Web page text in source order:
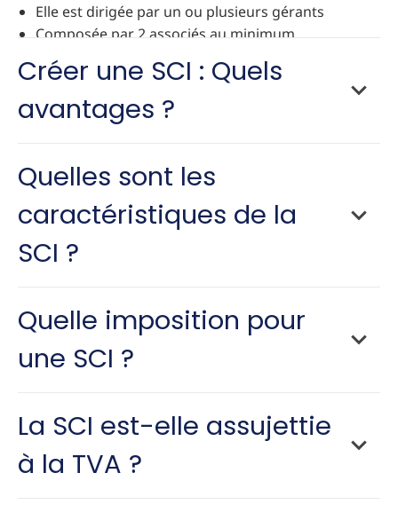
Elle est dirigée par un ou plusieurs gérants
Composée par 2 associés au minimum
Créer une SCI : Quels
avantages ?
Quelles sont les
caractéristiques de la
SCI ?
ne peut pas avoir un
but commercial
Quelle imposition pour
une SCI ?
La SCI est-elle assujettie
à la TVA ?